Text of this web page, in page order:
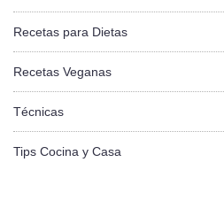
Recetas para Dietas
Recetas Veganas
Técnicas
Tips Cocina y Casa